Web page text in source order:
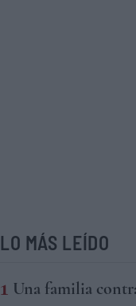
LO MÁS LEÍDO
Una familia